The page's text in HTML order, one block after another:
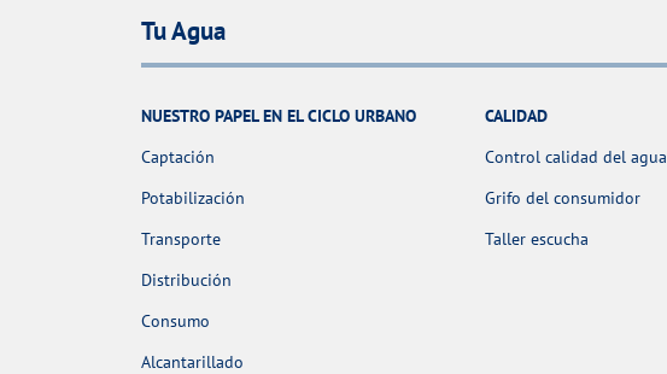
Tu Agua
NUESTRO PAPEL EN EL CICLO URBANO
Captación
Potabilización
Transporte
Distribución
Consumo
Alcantarillado
CALIDAD
Control calidad del agua
Grifo del consumidor
Taller escucha